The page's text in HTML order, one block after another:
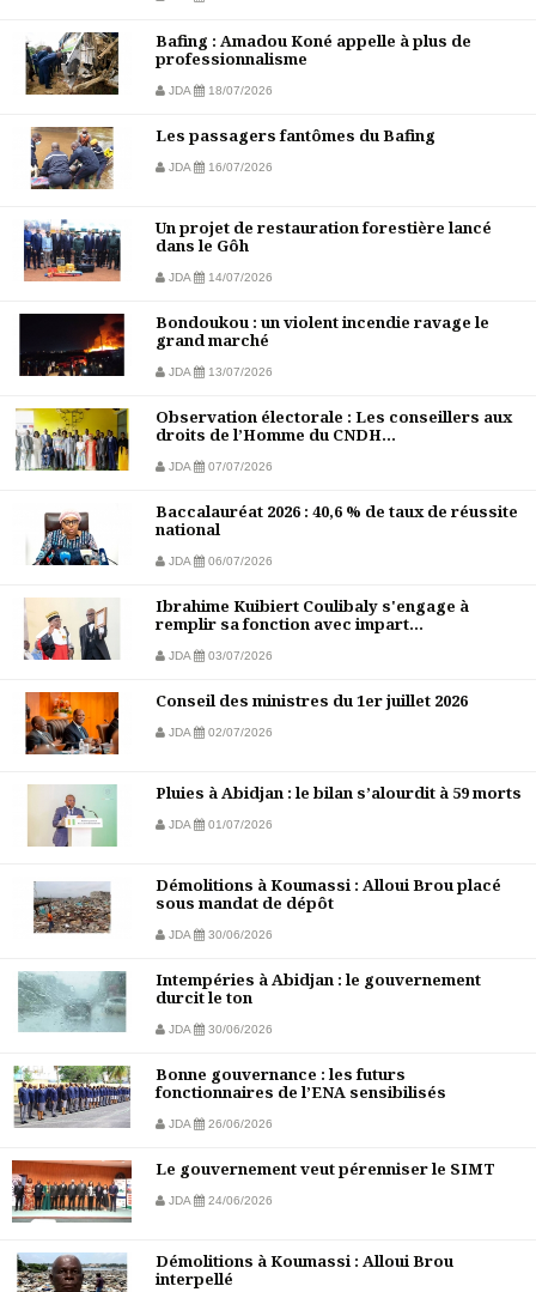
Bafing : Amadou Koné appelle à plus de
professionnalisme
JDA 18/07/2026
Les passagers fantômes du Bafing
JDA 16/07/2026
Un projet de restauration forestière lancé
dans le Gôh
JDA 14/07/2026
Bondoukou : un violent incendie ravage le
grand marché
JDA 13/07/2026
Observation électorale : Les conseillers aux
droits de l’Homme du CNDH...
JDA 07/07/2026
Baccalauréat 2026 : 40,6 % de taux de réussite
national
JDA 06/07/2026
Ibrahime Kuibiert Coulibaly s'engage à
remplir sa fonction avec impart...
JDA 03/07/2026
Conseil des ministres du 1er juillet 2026
JDA 02/07/2026
Pluies à Abidjan : le bilan s’alourdit à 59 morts
JDA 01/07/2026
Démolitions à Koumassi : Alloui Brou placé
sous mandat de dépôt
JDA 30/06/2026
Intempéries à Abidjan : le gouvernement
durcit le ton
JDA 30/06/2026
Bonne gouvernance : les futurs
fonctionnaires de l’ENA sensibilisés
JDA 26/06/2026
Le gouvernement veut pérenniser le SIMT
JDA 24/06/2026
Démolitions à Koumassi : Alloui Brou
interpellé